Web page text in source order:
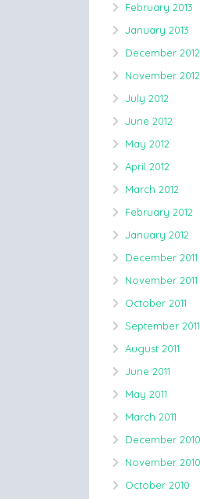
February 2013
January 2013
December 2012
November 2012
July 2012
June 2012
May 2012
April 2012
March 2012
February 2012
January 2012
December 2011
November 2011
October 2011
September 2011
August 2011
June 2011
May 2011
March 2011
December 2010
November 2010
October 2010